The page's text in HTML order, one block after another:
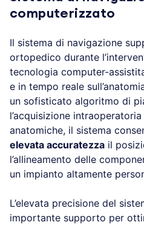
computerizzato
Il sistema di navigazione
ortopedico durante
tecnologia computer-
e in tempo reale
un sofisticato algoritmo di
l’acquisizione
anatomiche, il sistema
elevata accuratezza il
l’allineamento delle
un impianto altamente
L’elevata precisione del
importante supporto per